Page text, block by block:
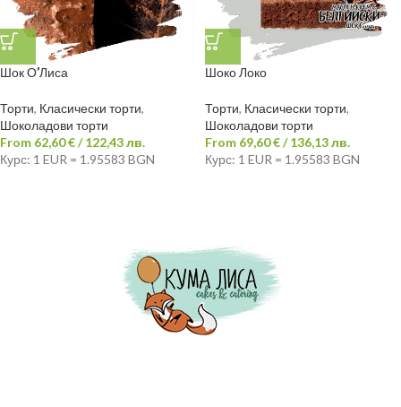
Шок О’Лиса
Торти, Класически торти,
Шоколадови торти
From 62,60€/ 122,43 лв.
Курс: 1 EUR = 1.95583 BGN
Шоко Локо
Торти, Класически торти,
Шоколадови торти
From 69,60€/ 136,13 лв.
Курс: 1 EUR = 1.95583 BGN